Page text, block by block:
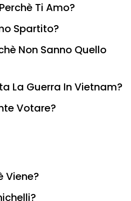
Ti Amo?
Spartito?
Non Sanno Quello
La Guerra In Vietnam?
Votare?
Viene?